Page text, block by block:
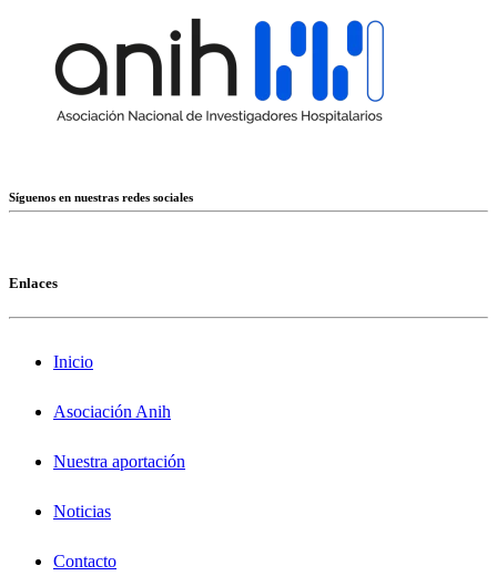
Síguenos en nuestras redes sociales
Enlaces
Inicio
Asociación Anih
Nuestra aportación
Noticias
Contacto